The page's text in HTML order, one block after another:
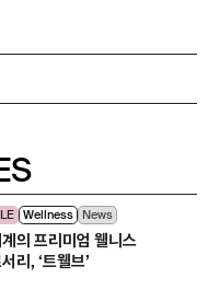
Wellness News
의 프리미엄 웰니스
리, ‘트웰브’